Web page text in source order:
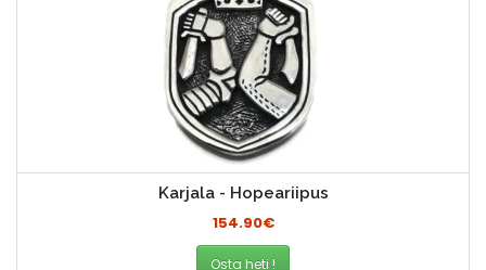
Karjala - Hopeariipus
154.90€
Osta heti !